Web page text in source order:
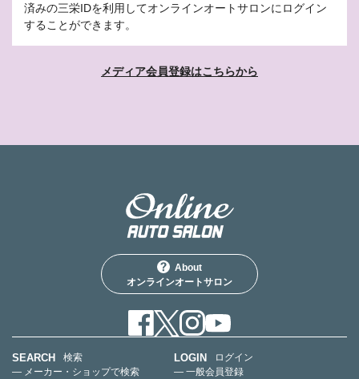
済みの三栄IDを利用してオンラインオートサロンにログイン
することができます。
メディア会員登録はこちらから
About
オンラインオートサロン
SEARCH
検索
— メーカー・ショップで検索
LOGIN
ログイン
— 一般会員登録